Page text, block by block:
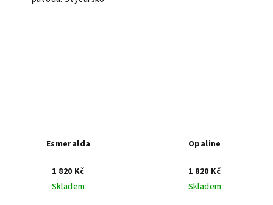
Esmeralda
1 820 Kč
Skladem
Opaline
1 820 Kč
Skladem